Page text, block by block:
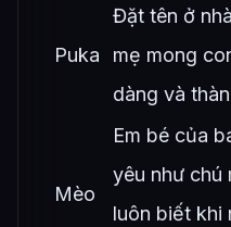
Puka
Đặt tên ở
mẹ mong
dàng và
Mèo
Em bé của
yêu như chú
luôn biết khi